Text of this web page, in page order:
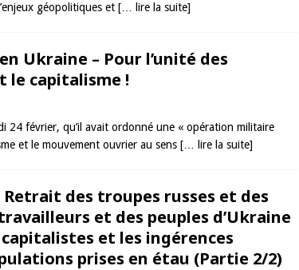
géopolitiques et [… lire la suite]
Ukraine – Pour l’unité des
le capitalisme !
24 février, qu’il avait ordonné une « opération militaire
et le mouvement ouvrier au sens [… lire la suite]
des troupes russes et des
et des peuples d’Ukraine
et les ingérences
prises en étau (Partie 2/2)